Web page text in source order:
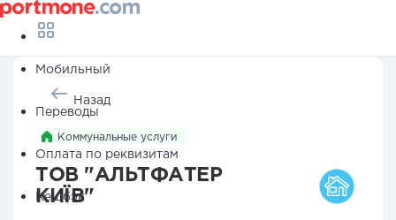
Мобильный
Переводы
Оплата по реквизитам
Кешбэк
Назад
Коммунальные услуги
ТОВ "АЛЬТФАТЕР
КИЇВ"